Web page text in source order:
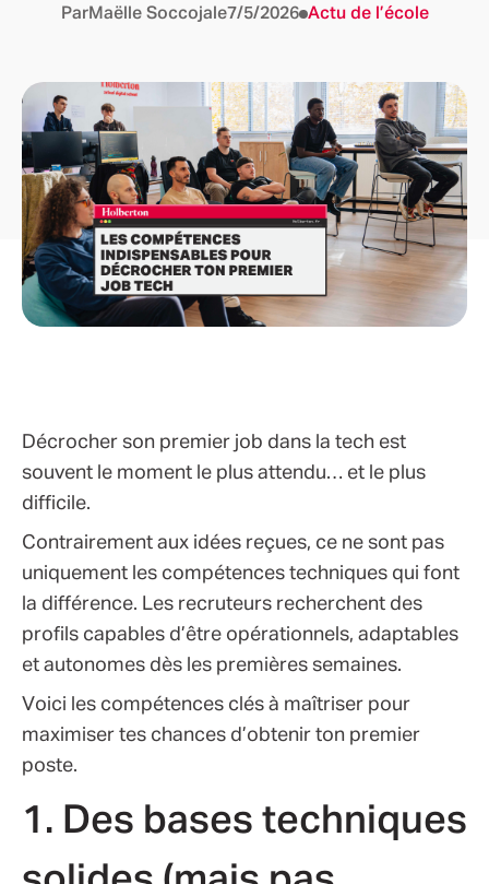
ParMaëlle Soccoja le7/5/2026 Actu de l’école
Décrocher son premier job dans la tech est
souvent le moment le plus attendu… et le plus
difficile.
Contrairement aux idées reçues, ce ne sont pas
uniquement les compétences techniques qui font
la différence. Les recruteurs recherchent des
profils capables d’être opérationnels, adaptables
et autonomes dès les premières semaines.
Voici les compétences clés à maîtriser pour
maximiser tes chances d’obtenir ton premier
poste.
1. Des bases techniques